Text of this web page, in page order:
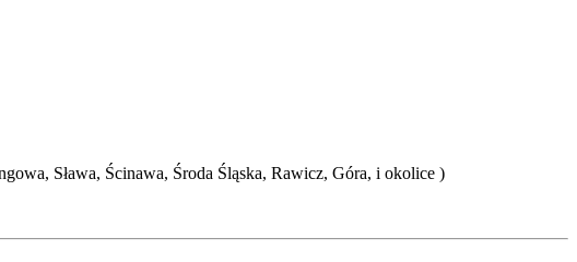
Sława, Ścinawa, Środa Śląska, Rawicz, Góra, i okolice )